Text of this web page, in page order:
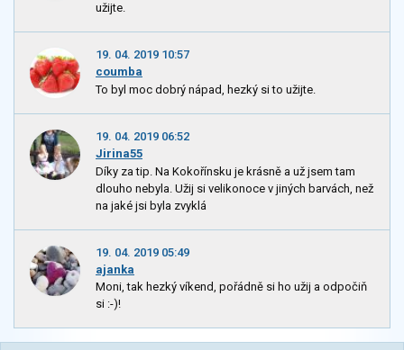
užijte.
19. 04. 2019 10:57
coumba
To byl moc dobrý nápad, hezký si to užijte.
19. 04. 2019 06:52
Jirina55
Díky za tip. Na Kokořínsku je krásně a už jsem tam
dlouho nebyla. Užij si velikonoce v jiných barvách, než
na jaké jsi byla zvyklá
19. 04. 2019 05:49
ajanka
Moni, tak hezký víkend, pořádně si ho užij a odpočiň
si :-)!